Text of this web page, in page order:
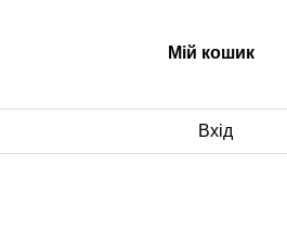
Мій кошик
Вхід